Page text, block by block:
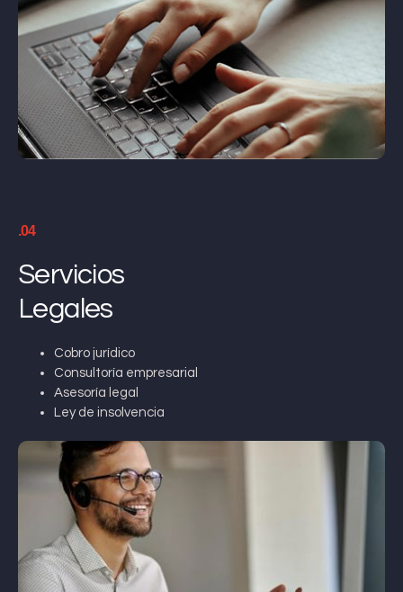
.04
Servicios
Legales
Cobro jurídico
Consultoría empresarial
Asesoría legal
Ley de insolvencia